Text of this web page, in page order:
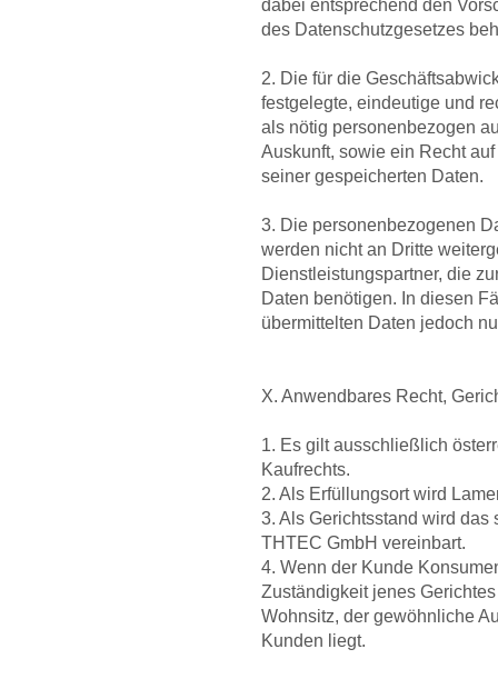
dabei entsprechend den
des Datenschutzgesetzes
2. Die für die
festgelegte, eindeutige und
als nötig personenbezogen
Auskunft, sowie ein Recht
seiner gespeicherten Daten.
3. Die personenbezogenen
werden nicht an Dritte
Dienstleistungspartner, die
Daten benötigen. In diesen
übermittelten Daten jedoch
X. Anwendbares Recht,
1. Es gilt ausschließlich
Kaufrechts.
2. Als Erfüllungsort wird
3. Als Gerichtsstand wird
THTEC GmbH vereinbart.
4. Wenn der Kunde
Zuständigkeit jenes
Wohnsitz, der gewöhnliche
Kunden liegt.